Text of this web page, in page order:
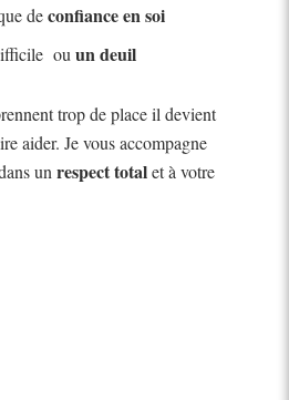
deconfiance en soi
ouun deuil
trop de place il devient
aider. Je vous accompagne
unrespect totalet à votre